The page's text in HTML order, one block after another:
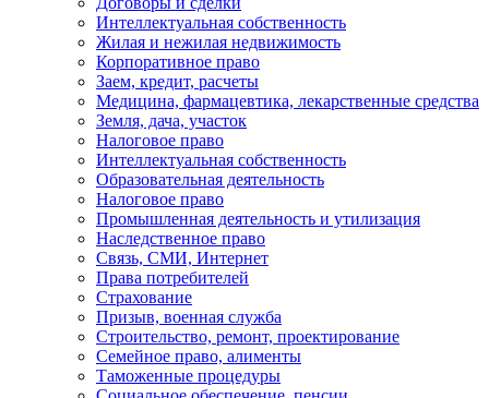
Интеллектуальная собственность
Жилая и нежилая недвижимость
Корпоративное право
Заем, кредит, расчеты
Медицина, фармацевтика, лекарственные средства
Земля, дача, участок
Налоговое право
Интеллектуальная собственность
Образовательная деятельность
Налоговое право
Промышленная деятельность и утилизация
Наследственное право
Связь, СМИ, Интернет
Права потребителей
Страхование
Призыв, военная служба
Строительство, ремонт, проектирование
Семейное право, алименты
Таможенные процедуры